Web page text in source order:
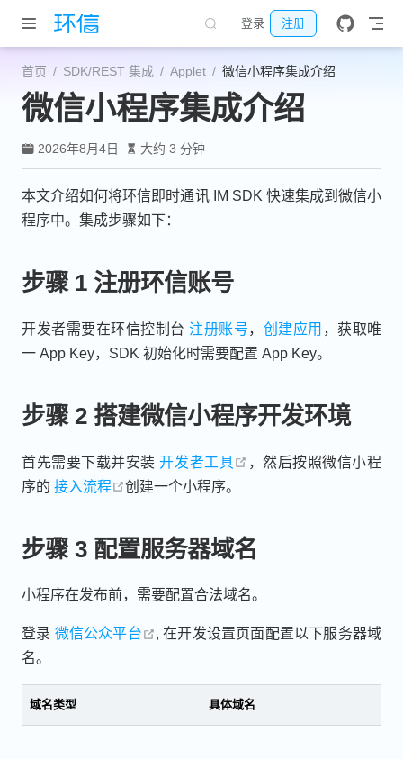
跳至主要內容
登录 注册
首页 SDK/REST 集成 Applet 微信小程序集成介绍
微信小程序集成介绍
2026年8月4日 大约 3 分钟
本文介绍如何将环信即时通讯 IM SDK 快速集成到微信小
程序中。集成步骤如下：
步骤 1 注册环信账号
开发者需要在环信控制台 注册账号， 创建应用 ，获取唯
一 App Key，SDK 初始化时需要配置 App Key。
步骤 2 搭建微信小程序开发环境
首先需要下载并安装开发者工具 open in new window
，然后按照微信小程
序的 接入流程 open in new window
创建一个小程序。
步骤 3 配置服务器域名
小程序在发布前，需要配置合法域名。
登录 微信公众平台 open in new window
, 在开发设置页面配置以下服务器域
名。
域名类型 具体域名